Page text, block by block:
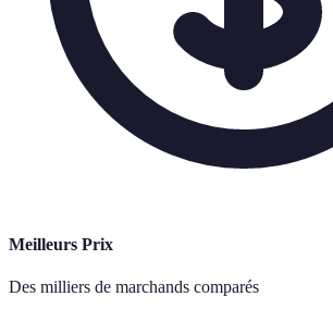
Meilleurs Prix
Des milliers de marchands comparés